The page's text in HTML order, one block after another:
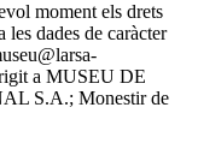
moment els drets
dades de caràcter
a MUSEU DE
S.A.; Monestir de